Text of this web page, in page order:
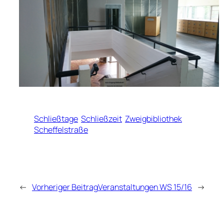
Schließtage Schließzeit Zweigbibliothek
Scheffelstraße
← Vorheriger BeitragVeranstaltungen WS 15/16 →